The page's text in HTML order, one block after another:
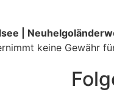
|
keine Gewähr